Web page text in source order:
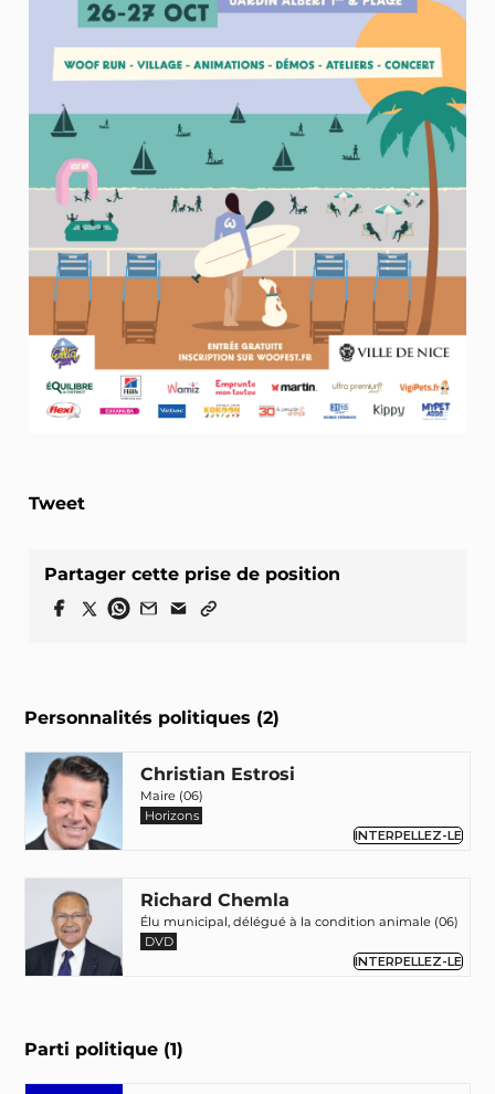
Personnalités politiques (2)
Christian Estrosi
Maire (06)
Horizons
INTERPELLEZ-LE
Richard Chemla
Élu municipal, délégué à la condition animale (06)
DVD
INTERPELLEZ-LE
Parti politique (1)
Tweet
Partager cette prise de position